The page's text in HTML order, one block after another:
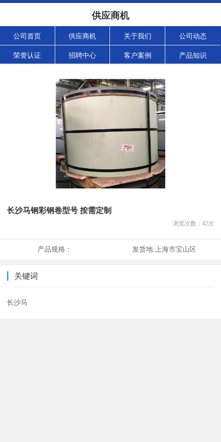
供应商机
公司首页 供应商机 关于我们 公司动态
荣誉认证 招聘中心 客户案例 产品知识
长沙马钢彩钢卷型号 按需定制
浏览次数： 42次
产品规格： 发货地: 上海市宝山区
关键词
长沙马